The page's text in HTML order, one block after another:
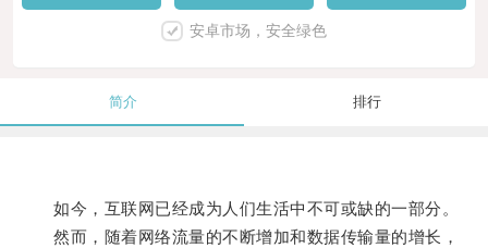
安卓市场，安全绿色
简介 排行
如今，互联网已经成为人们生活中不可或缺的一部分。
然而，随着网络流量的不断增加和数据传输量的增长，